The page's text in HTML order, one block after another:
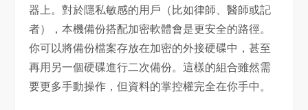
器上。對於隱私敏感的用戶（比如律師、醫師或記
者），本機備份搭配加密軟體會是更安全的路徑。
你可以將備份檔案存放在加密的外接硬碟中，甚至
再用另一個硬碟進行二次備份。這樣的組合雖然需
要更多手動操作，但資料的掌控權完全在你手中。